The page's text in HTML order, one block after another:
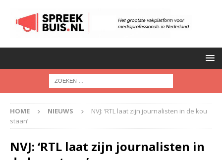
HOME NIEUWS
NVJ: ‘RTL laat zijn journalisten in de kou
staan’
NVJ: ‘RTL laat zijn journalisten in